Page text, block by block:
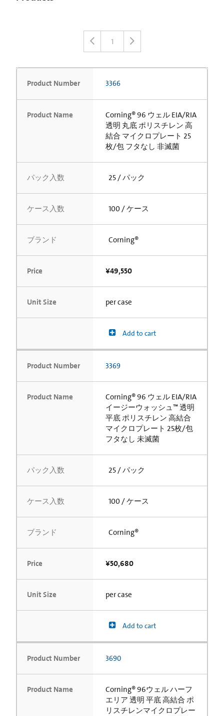
1
Product Number 3366
Product Name
Corning® 96 ウェル EIA/RIA
透明 丸底 ポリスチレン 高
結合 マイクロプレート 25
枚/包 フタなし 非滅菌
パック入数 25 / パック
ケース入数 100 / ケース
ブランド Corning®
Price ¥49,550
Unit Size per case
Add to cart
Product Number 3369
Product Name
Corning® 96 ウェル EIA/RIA
イージーウォッシュ™ 透明
平底 ポリスチレン 高結合
マイクロプレート 25枚/包
フタなし 未滅菌
パック入数 25 / パック
ケース入数 100 / ケース
ブランド Corning®
Price ¥50,680
Unit Size per case
Add to cart
Product Number 3690
Product Name
Corning® 96ウェル ハーフ
エリア 透明 平底 高結合 ポ
リスチレンマイクロプレー